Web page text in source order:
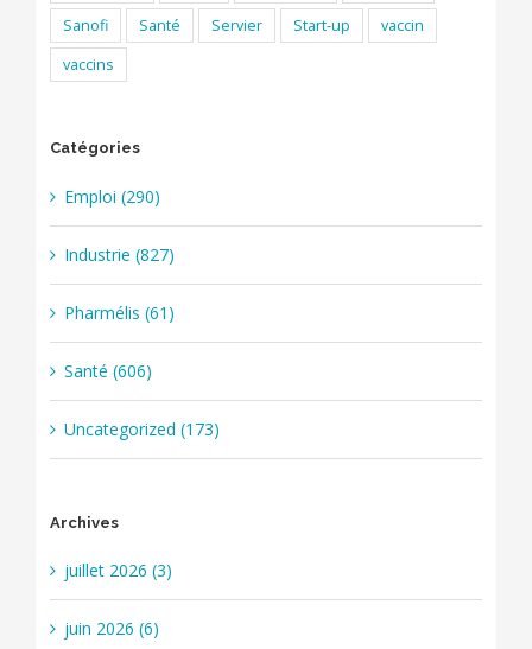
Sanofi Santé Servier Start-up
vaccin
vaccins
Catégories
Emploi (290)
Industrie (827)
Pharmélis (61)
Santé (606)
Uncategorized (173)
Archives
juillet 2026 (3)
juin 2026 (6)